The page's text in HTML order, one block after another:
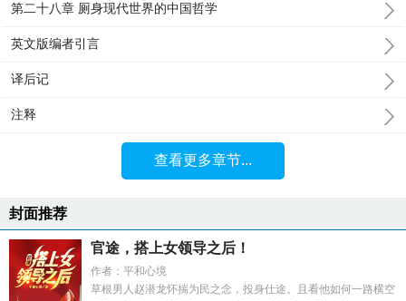
第二十八章 厕身现代世界的中国哲学
英文版编者引言
译后记
注释
查看更多章节...
封面推荐
官途，搭上女领导之后！
作者：平和心境
草根男人赵潜龙怀揣为民之念，投身仕途。且看他如何一路横空